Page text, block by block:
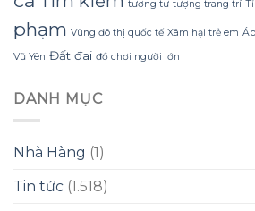
tương tự tượng trang trí
phạm Vùng đô thị quốc tế Xâm hại trẻ em
Vũ Yên Đất đai đồ chơi người lớn
DANH MỤC
Nhà Hàng (1)
Tin tức (1.518)